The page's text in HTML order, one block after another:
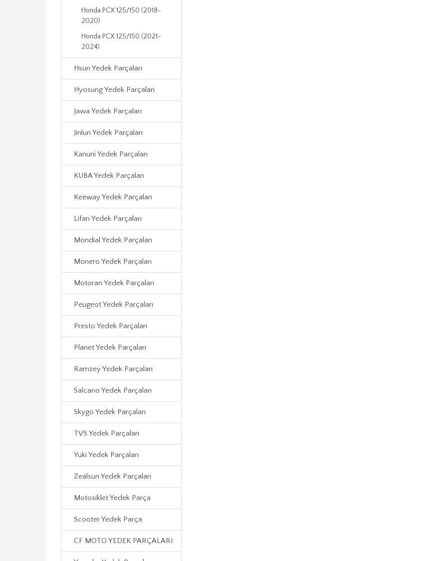
Honda PCX 125/150 (2018-
2020)
Honda PCX 125/150 (2021-
2024)
Hsun Yedek Parçaları
Hyosung Yedek Parçaları
Jawa Yedek Parçaları
Jinlun Yedek Parçaları
Kanuni Yedek Parçaları
KUBA Yedek Parçaları
Keeway Yedek Parçaları
Lifan Yedek Parçaları
Mondial Yedek Parçaları
Monero Yedek Parçaları
Motoran Yedek Parçaları
Peugeot Yedek Parçaları
Presto Yedek Parçaları
Planet Yedek Parçaları
Ramzey Yedek Parçaları
Salcano Yedek Parçaları
Skygo Yedek Parçaları
TVS Yedek Parçaları
Yuki Yedek Parçaları
Zealsun Yedek Parçaları
Motosiklet Yedek Parça
Scooter Yedek Parça
CF MOTO YEDEK PARÇALARI